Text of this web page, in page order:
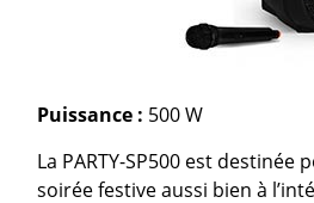
Puissance : 500 W
La PARTY-SP500 est
soirée festive aussi bien à